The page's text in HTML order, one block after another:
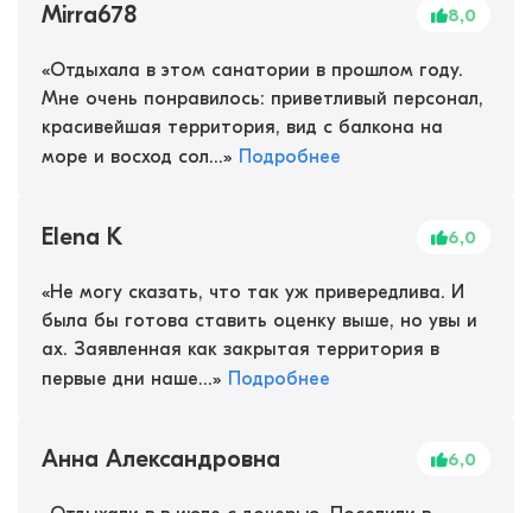
Mirra678 8,0
«Отдыхала в этом санатории в прошлом году.
Мне очень понравилось: приветливый персонал,
красивейшая территория, вид с балкона на
море и восход сол...» Подробнее
Elena K 6,0
«Не могу сказать, что так уж привередлива. И
была бы готова ставить оценку выше, но увы и
ах. Заявленная как закрытая территория в
первые дни наше...» Подробнее
Анна Александровна 6,0